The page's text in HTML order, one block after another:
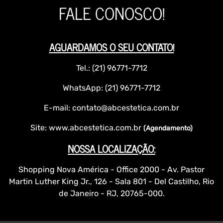
FALE CONOSCO!
AGUARDAMOS O SEU CONTATO!
Tel.: (21) 96771-7712
WhatsApp: (21) 96771-7712
E-mail: contato@abcestetica.com.br
Site: www.abcestetica.com.br (Agendamento)
NOSSA LOCALIZAÇÃO:
Shopping Nova América - Office 2000 - Av. Pastor
Martin Luther King Jr., 126 - Sala 801 - Del Castilho, Rio
de Janeiro - RJ, 20765-000.